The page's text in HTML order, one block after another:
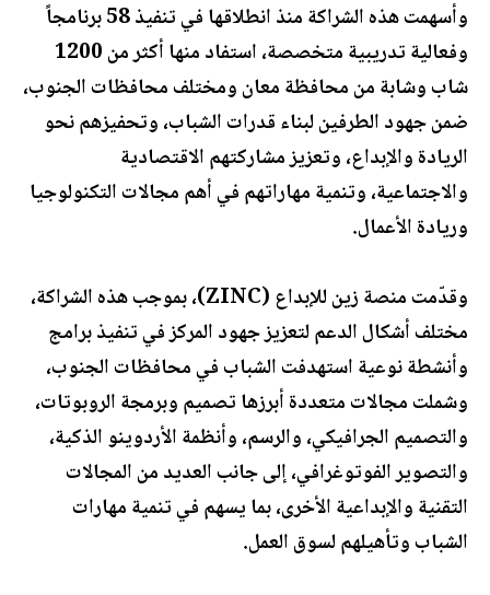
وأسهمت هذه الشراكة منذ انطلاقها في تنفيذ 58 برنامجاً
وفعالية تدريبية متخصصة، استفاد منها أكثر من 1200
شاب وشابة من محافظة معان ومختلف محافظات الجنوب،
ضمن جهود الطرفين لبناء قدرات الشباب، وتحفيزهم نحو
الريادة والإبداع، وتعزيز مشاركتهم الاقتصادية
والاجتماعية، وتنمية مهاراتهم في أهم مجالات التكنولوجيا
وريادة الأعمال.
وقدّمت منصة زين للإبداع (ZINC)، بموجب هذه الشراكة،
مختلف أشكال الدعم لتعزيز جهود المركز في تنفيذ برامج
وأنشطة نوعية استهدفت الشباب في محافظات الجنوب،
وشملت مجالات متعددة أبرزها تصميم وبرمجة الروبوتات،
والتصميم الجرافيكي، والرسم، وأنظمة الأردوينو الذكية،
والتصوير الفوتوغرافي، إلى جانب العديد من المجالات
التقنية والإبداعية الأخرى، بما يسهم في تنمية مهارات
الشباب وتأهيلهم لسوق العمل.